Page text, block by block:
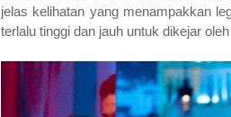
jelas kelihatan yang menampakkan
terlalu tinggi dan jauh untuk dikejar